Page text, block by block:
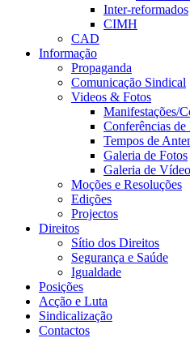
Inter-reformados
CIMH
CAD
Informação
Propaganda
Comunicação Sindical
Videos & Fotos
Manifestações/
Conferências de
Tempos de
Galeria de Fotos
Galeria de
Moções e Resoluções
Edições
Projectos
Direitos
Sítio dos Direitos
Segurança e Saúde
Igualdade
Posições
Acção e Luta
Sindicalização
Contactos